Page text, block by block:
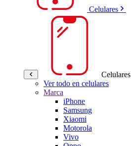
Celulares
Celulares
Ver todo en celulares
Marca
iPhone
Samsung
Xiaomi
Motorola
Vivo